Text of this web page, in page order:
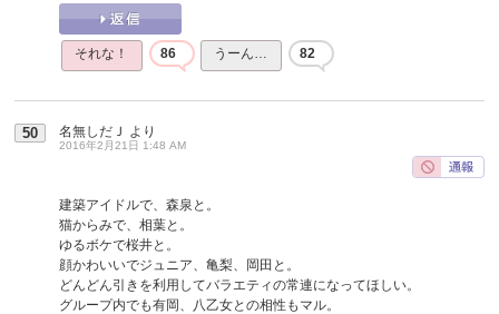
それな！ 86 うーん… 82
50 名無しだＪ より
2016年2月21日 1:48 AM
建築アイドルで、森泉と。
猫からみで、相葉と。
ゆるボケで桜井と。
顔かわいいでジュニア、亀梨、岡田と。
どんどん引きを利用してバラエティの常連になってほしい。
グループ内でも有岡、八乙女との相性もマル。